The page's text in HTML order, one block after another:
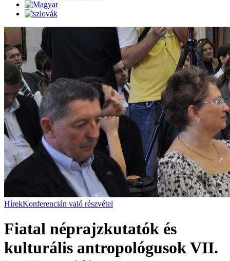
HírekKonferencián való részvétel
Fiatal néprajzkutatók és
kulturális antropológusok VII.